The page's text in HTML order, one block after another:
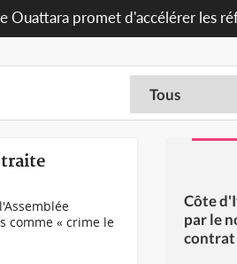
ivoirien et veut s'en inspirer
comme « crime le
Côte
par le
contrat